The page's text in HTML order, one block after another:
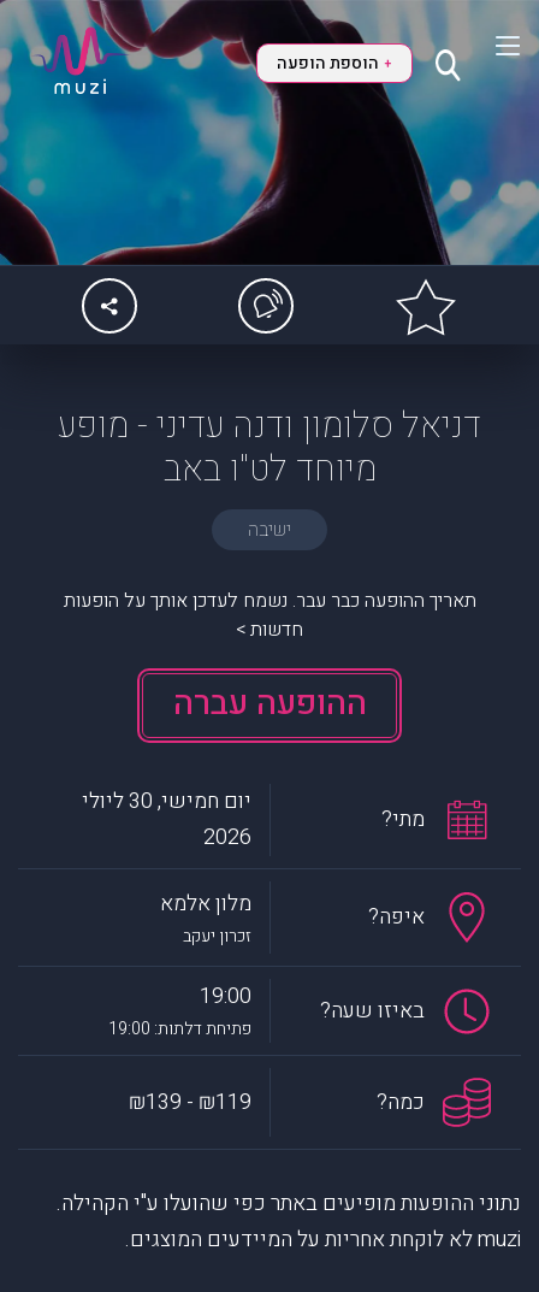
+ הוספת הופעה
דניאל סלומון ודנה עדיני - מופע
מיוחד לט"ו באב
ישיבה
תאריך ההופעה כבר עבר. נשמח לעדכן אותך על הופעות
חדשות >
ההופעה עברה
מתי?
יום חמישי, 30 ליולי
2026
איפה? מלון אלמא
זכרון יעקב
באיזו שעה? 19:00
פתיחת דלתות: 19:00
כמה? ₪119 - ₪139
נתוני ההופעות מופיעים באתר כפי שהועלו ע"י הקהילה.
muzi לא לוקחת אחריות על המיידעים המוצגים.